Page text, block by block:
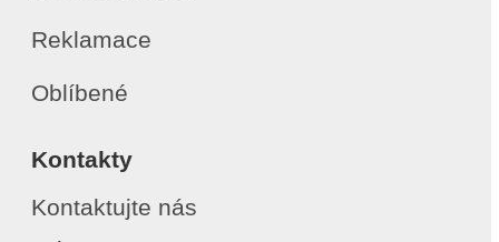
Reklamace
Oblíbené
Kontakty
Kontaktujte nás